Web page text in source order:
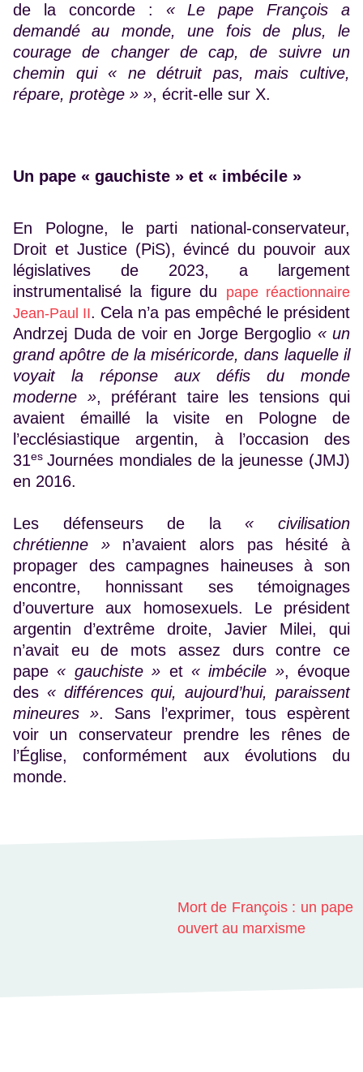
de la concorde : «
Le pape François a
demandé au monde, une fois de plus, le
courage de changer de cap, de suivre un
chemin qui « ne détruit pas, mais cultive,
répare, protège » », écrit-elle sur X.
Un pape « gauchiste » et « imbécile »
En Pologne, le parti national-conservateur,
Droit et Justice (PiS), évincé du pouvoir aux
législatives de 2023, a largement
instrumentalisé la figure du
pape réactionnaire
Jean-Paul II. Cela n’a pas empêché le président
Andrzej Duda de voir en Jorge Bergoglio « un
grand apôtre de la miséricorde, dans laquelle il
voyait la réponse aux défis du monde
moderne », préférant taire les tensions qui
avaient émaillé la visite en Pologne de
l’ecclésiastique argentin, à l’occasion des
31es Journées mondiales de la jeunesse (JMJ)
en 2016.
Les défenseurs de la« civilisation
chrétienne »n’avaient alors pas hésité à
propager des campagnes haineuses à son
encontre, honnissant ses témoignages
d’ouverture aux homosexuels. Le président
argentin d’extrême droite, Javier Milei, qui
n’avait eu de mots assez durs contre ce
pape« gauchiste » et « imbécile », évoque
des « différences qui, aujourd’hui, paraissent
mineures ». Sans l’exprimer, tous espèrent
voir un conservateur prendre les rênes de
l’Église, conformément aux évolutions du
monde.
Mort de François : un pape
ouvert au marxisme